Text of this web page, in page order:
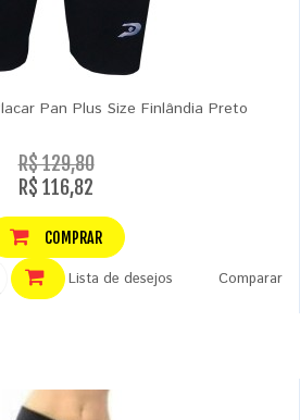
Pan Plus Size Finlândia Preto
R$ 129,80
R$ 116,82
COMPRAR
Lista de desejos Comparar